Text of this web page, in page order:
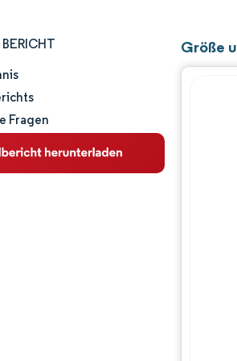
BERICHT
-anteil
Einblicke
Fragen
Größe